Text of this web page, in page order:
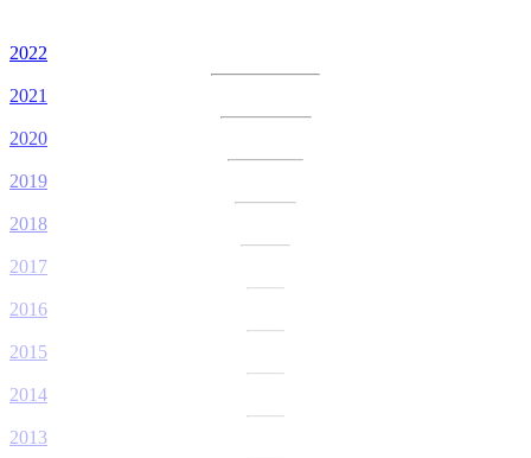
2022
2021
2020
2019
2018
2017
2016
2015
2014
2013